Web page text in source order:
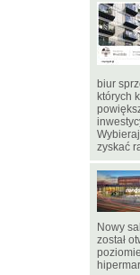
biur
których
zyskać
Nowy
został